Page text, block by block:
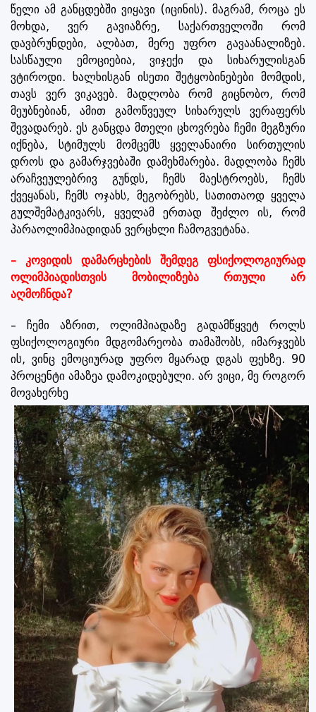
წელი ამ განცდებში ვიყავი (იცინის). მაგრამ, როცა ეს
მოხდა, ვერ გავიაზრე, საქართველოში რომ
დავბრუნდები, ალბათ, მერე უფრო გავაანალიზებ.
სასწაული ემოციებია, ვიჯექი და სიხარულისგან
ვტიროდი. ხალხისგან ისეთი შეტყობინებები მომდის,
თავს ვერ ვიკავებ. მადლობა რომ გიცნობო, რომ
მეუბნებიან, ამით გამოწვეულ სიხარულს ვერაფერს
შევადარებ. ეს განცდა მთელი ცხოვრება ჩემი მეგზური
იქნება, სტიმულს მომცემს ყველანაირი სირთულის
დროს და გამარჯვებაში დამეხმარება. მადლობა ჩემს
არაჩვეულებრივ გუნდს, ჩემს მაესტროებს, ჩემს
ქვეყანას, ჩემს ოჯახს, მეგობრებს, სათითაოდ ყველა
გულშემატკივარს, ყველამ ერთად შეძლო ის, რომ
პარაოლიმპიადიდან ვერცხლი ჩამოგვეტანა.
– კოვიდის დამარცხების შემდეგ ფსიქოლოგიურად
ოლიმპიადისთვის მობილიზება რთული არ
აღმოჩნდა?
– ჩემი აზრით, ოლიმპიადაზე გადამწყვეტ როლს
ფსიქოლოგიური მდგომარეობა თამაშობს, იმარჯვებს
ის, ვინც ემოციურად უფრო მყარად დგას ფეხზე. 90
პროცენტი ამაზეა დამოკიდებული. არ ვიცი, მე როგორ
მოვახერხე